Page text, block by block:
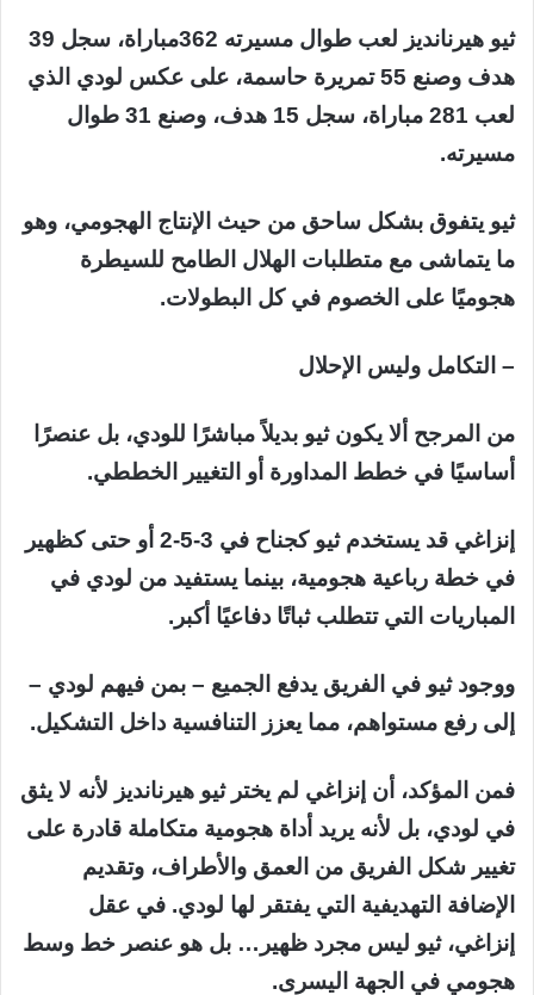
ثيو هيرنانديز لعب طوال مسيرته 362مباراة، سجل 39
هدف وصنع 55 تمريرة حاسمة، على عكس لودي الذي
لعب 281 مباراة، سجل 15 هدف، وصنع 31 طوال
مسيرته.
ثيو يتفوق بشكل ساحق من حيث الإنتاج الهجومي، وهو
ما يتماشى مع متطلبات الهلال الطامح للسيطرة
هجوميًا على الخصوم في كل البطولات.
– التكامل وليس الإحلال
من المرجح ألا يكون ثيو بديلاً مباشرًا للودي، بل عنصرًا
أساسيًا في خطط المداورة أو التغيير الخططي.
إنزاغي قد يستخدم ثيو كجناح في 3-5-2 أو حتى كظهير
في خطة رباعية هجومية، بينما يستفيد من لودي في
المباريات التي تتطلب ثباتًا دفاعيًا أكبر.
ووجود ثيو في الفريق يدفع الجميع – بمن فيهم لودي –
إلى رفع مستواهم، مما يعزز التنافسية داخل التشكيل.
فمن المؤكد، أن إنزاغي لم يختر ثيو هيرنانديز لأنه لا يثق
في لودي، بل لأنه يريد أداة هجومية متكاملة قادرة على
تغيير شكل الفريق من العمق والأطراف، وتقديم
الإضافة التهديفية التي يفتقر لها لودي. في عقل
إنزاغي، ثيو ليس مجرد ظهير… بل هو عنصر خط وسط
هجومي في الجهة اليسرى.